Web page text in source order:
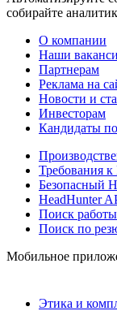
собирайте
О компании
Наши
Партнерам
Реклама на
Новости и
Инвесторам
Кандидаты
Требования
Безопасный
HeadHunter
Поиск работы
Поиск по
Мобильное
Этика и